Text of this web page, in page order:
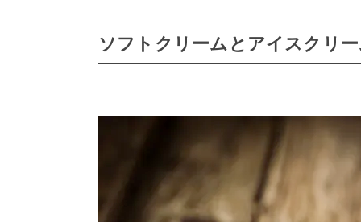
ソフトクリームとアイスクリ